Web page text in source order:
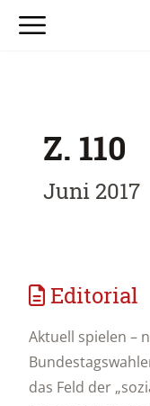
Z. 110
Juni 2017
Editorial
Aktuell spielen –
das Feld der